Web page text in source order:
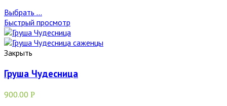
Выбрать ...
Быстрый просмотр
Закрыть
Груша Чудесница
900.00 Р